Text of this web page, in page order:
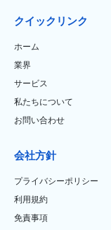
クイックリンク
ホーム
業界
サービス
私たちについて
お問い合わせ
会社方針
プライバシーポリシー
利用規約
免責事項